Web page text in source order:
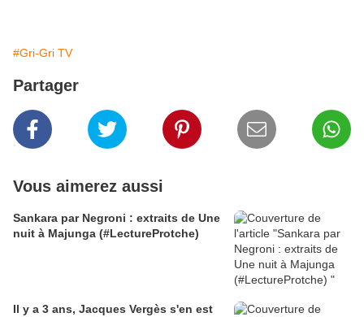
#Gri-Gri TV
Partager
Vous aimerez aussi
Sankara par Negroni : extraits de Une
nuit à Majunga (#LectureProtche)
Il y a 3 ans, Jacques Vergès s'en est